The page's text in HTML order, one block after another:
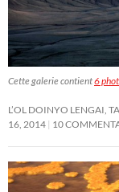
Cette galerie contient6
L’OL DOINYO LENGAI,
16, 2014 10